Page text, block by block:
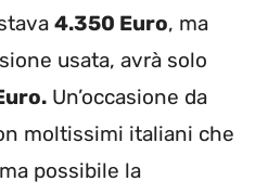
4.350 Euro, ma
usata, avrà solo
Un’occasione da
moltissimi italiani che
possibile la